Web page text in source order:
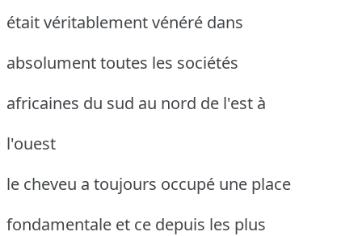
était véritablement vénéré dans
absolument toutes les sociétés
africaines du sud au nord de l'est à
l'ouest
le cheveu a toujours occupé une place
fondamentale et ce depuis les plus